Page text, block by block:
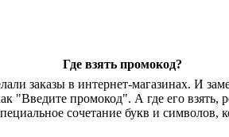
Где взять промокод?
заказы в интернет-магазинах. И
"Введите промокод". А где его взять,
сочетание букв и символов,